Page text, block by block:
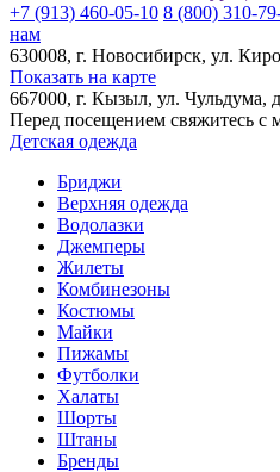
+7 (913) 460-05-10 8 (800) 310-
нам
630008, г. Новосибирск, ул.
Показать на карте
667000, г. Кызыл, ул. Чульдума,
Перед посещением свяжитесь с
Детская одежда
Бриджи
Верхняя одежда
Водолазки
Джемперы
Жилеты
Комбинезоны
Костюмы
Майки
Пижамы
Футболки
Халаты
Шорты
Штаны
Бренды